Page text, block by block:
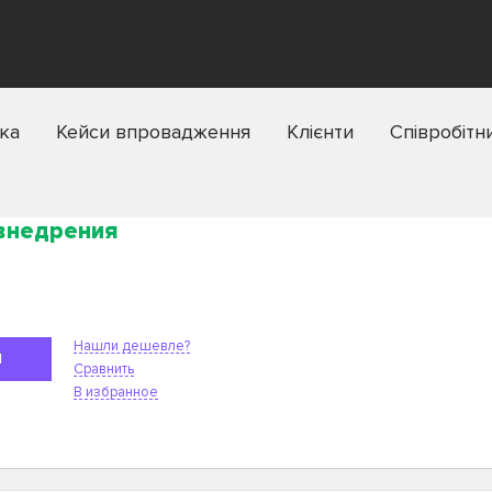
Кейси впровадження Клієнти
Нашли дешевле?
Сравнить
В избранное